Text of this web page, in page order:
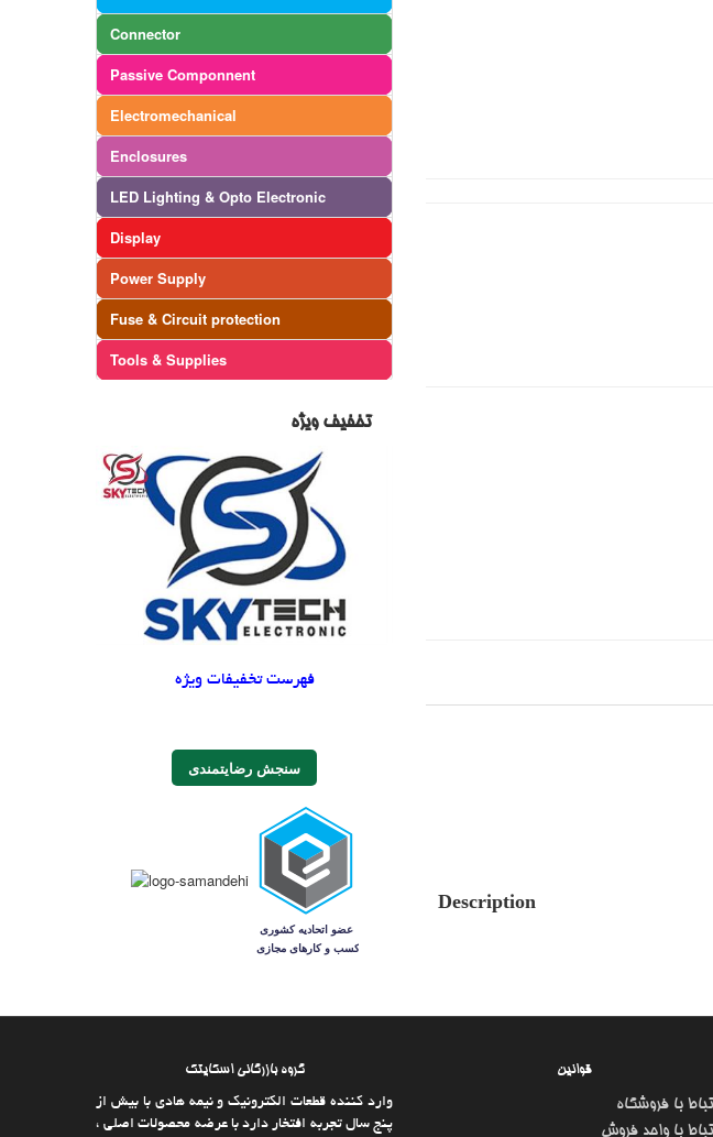
Connector
Passive Componnent
Electromechanical
Enclosures
LED Lighting & Opto Electronic
Display
Power Supply
Fuse & Circuit protection
Tools & Supplies
تخفیف ویژه
فهرست تخفیفات ویژه
سنجش رضایتمندی
Description
گروه بازرگانی اسکایتک
وارد كننده قطعات الکترونیک و نیمه هادی با بیش از
پنج سال تجربه افتخار دارد با عرضه محصولات اصلی ،
قوانین
با فروشگاه
با واحد فروش